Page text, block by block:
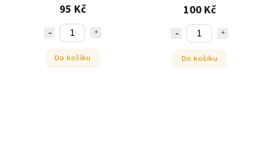
95 Kč
Do košíku
100 Kč
Do košíku